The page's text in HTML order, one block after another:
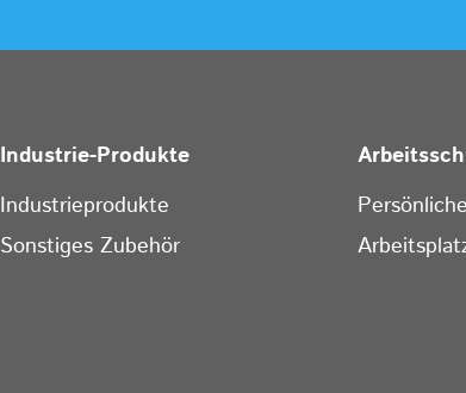
Industrie-Produkte
Industrieprodukte
Sonstiges Zubehör